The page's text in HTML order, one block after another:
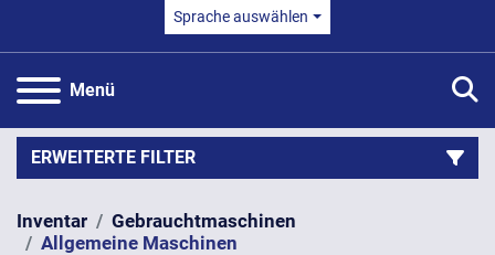
Sprache auswählen
Menü
ERWEITERTE FILTER
Kategorie
Inventar
Gebrauchtmaschinen
Allgemeine Maschinen